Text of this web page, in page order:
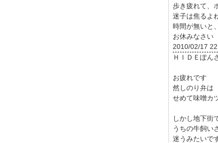
歩き疲れて、
迷子は焦るよ
時間が無いと
お休みなさい
2010/02/17
ＨＩＤＥぽん
お疲れです
然しのり弁
せめて味噌カ
しかし地下街
うちの牛飼い
迷うみたいで